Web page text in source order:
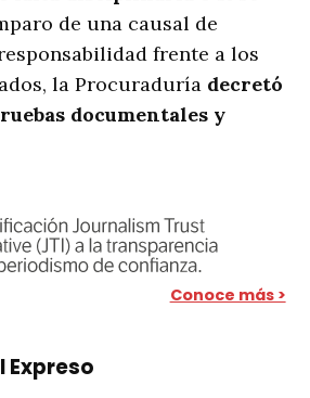
de una causal de
frente a los
la Procuraduría decretó
documentales y
Conoce más >
Expreso